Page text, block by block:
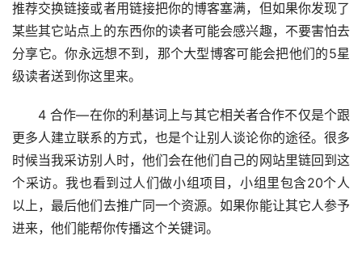
推荐交换链接或者用链接把你的博客塞满，但如果你发现了
某些其它站点上的东西你的读者可能会感兴趣，不要害怕去
分享它。你永远想不到，那个大型博客可能会把他们的5星
级读者送到你这里来。
4 合作—在你的利基词上与其它相关者合作不仅是个跟
更多人建立联系的方式，也是个让别人谈论你的途径。很多
时候当我采访别人时，他们会在他们自己的网站里链回到这
个采访。我也看到过人们做小组项目，小组里包含20个人
以上，最后他们去推广同一个资源。如果你能让其它人参予
进来，他们能帮你传播这个关键词。